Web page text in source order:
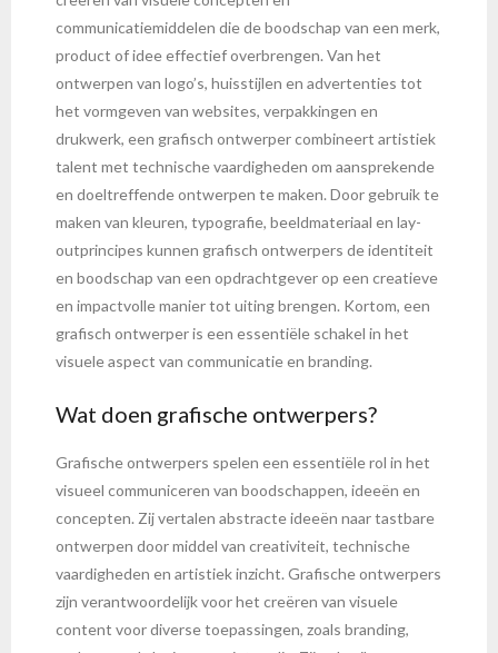
communicatiemiddelen die de boodschap van een merk,
product of idee effectief overbrengen. Van het
ontwerpen van logo’s, huisstijlen en advertenties tot
het vormgeven van websites, verpakkingen en
drukwerk, een grafisch ontwerper combineert artistiek
talent met technische vaardigheden om aansprekende
en doeltreffende ontwerpen te maken. Door gebruik te
maken van kleuren, typografie, beeldmateriaal en lay-
outprincipes kunnen grafisch ontwerpers de identiteit
en boodschap van een opdrachtgever op een creatieve
en impactvolle manier tot uiting brengen. Kortom, een
grafisch ontwerper is een essentiële schakel in het
visuele aspect van communicatie en branding.
Wat doen grafische ontwerpers?
Grafische ontwerpers spelen een essentiële rol in het
visueel communiceren van boodschappen, ideeën en
concepten. Zij vertalen abstracte ideeën naar tastbare
ontwerpen door middel van creativiteit, technische
vaardigheden en artistiek inzicht. Grafische ontwerpers
zijn verantwoordelijk voor het creëren van visuele
content voor diverse toepassingen, zoals branding,